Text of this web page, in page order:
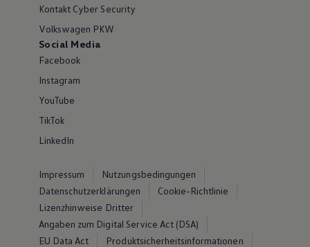
Kontakt Cyber Security
Volkswagen PKW
Social Media
Facebook
Instagram
YouTube
TikTok
LinkedIn
Impressum
Nutzungsbedingungen
Datenschutzerklärungen
Cookie-Richtlinie
Lizenzhinweise Dritter
Angaben zum Digital Service Act (DSA)
EU Data Act
Produktsicherheitsinformationen